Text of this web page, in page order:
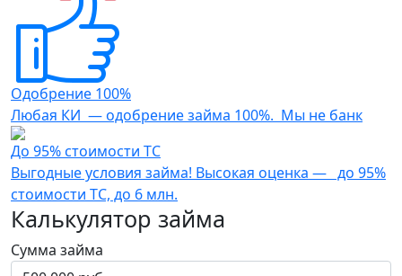
Одобрение 100%
Любая КИ — одобрение займа 100%. Мы не банк
До 95% стоимости ТС
Выгодные условия займа! Высокая оценка — до 95%
стоимости ТС, до 6 млн.
Калькулятор займа
Сумма займа